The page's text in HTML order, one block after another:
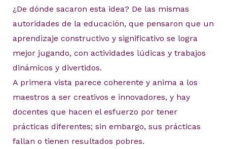
¿De dónde sacaron esta idea? De las mismas
autoridades de la educación, que pensaron que un
aprendizaje constructivo y significativo se logra
mejor jugando, con actividades lúdicas y trabajos
dinámicos y divertidos.
A primera vista parece coherente y anima a los
maestros a ser creativos e innovadores, y hay
docentes que hacen el esfuerzo por tener
prácticas diferentes; sin embargo, sus prácticas
fallan o tienen resultados pobres.